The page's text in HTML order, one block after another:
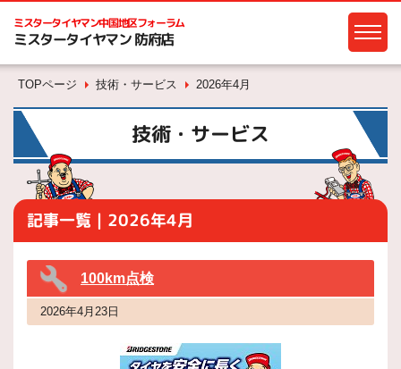
ミスタータイヤマン中国地区フォーラム
ミスタータイヤマン 防府店
TOPページ 技術・サービス 2026年4月
技術・サービス
記事一覧｜2026年4月
100km点検
2026年4月23日